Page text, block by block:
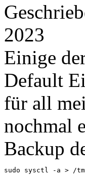
2023
Einige
Default
für all
nochmal
Backup
sudo sysctl -a > /